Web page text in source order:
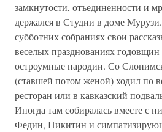
замкнутости, отъединенности и
держался в Студии в доме
субботних собраниях свои
веселых празднованиях годовщин
остроумные пародии. Со
(ставшей потом женой) ходил по
ресторан или в кавказский
Иногда там собиралась вместе с
Федин, Никитин и